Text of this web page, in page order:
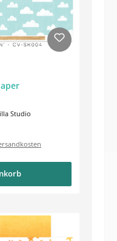
Studio
Preis: